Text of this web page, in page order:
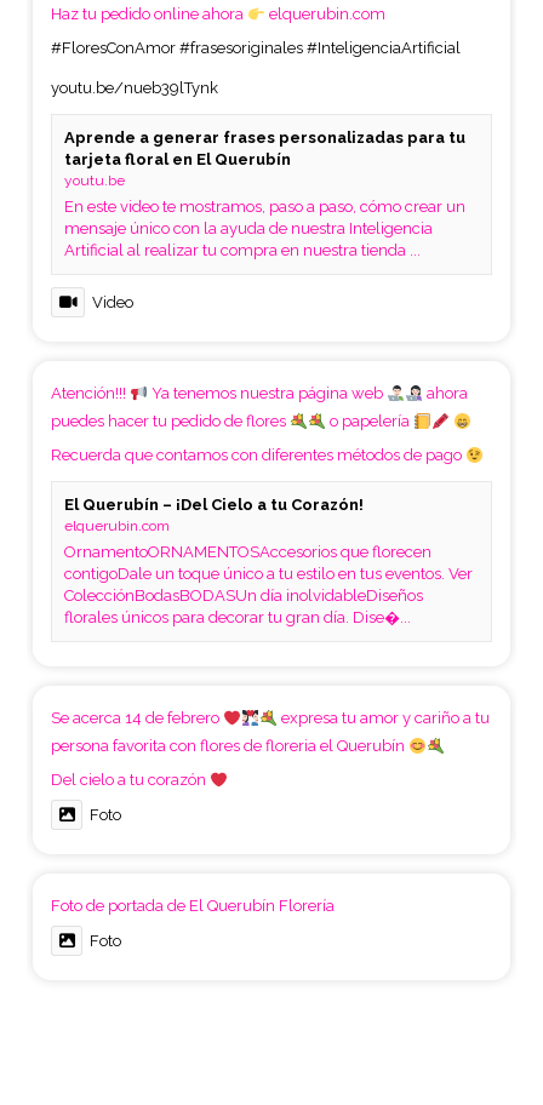
Haz tu pedido online ahora
elquerubin.com
#FloresConAmor #frasesoriginales #InteligenciaArtificial
youtu.be/nueb39lTynk
Aprende a generar frases personalizadas para tu
tarjeta floral en El Querubín
youtu.be
En este video te mostramos, paso a paso, cómo crear un
mensaje único con la ayuda de nuestra Inteligencia
Artificial al realizar tu compra en nuestra tienda ...
Video
Atención!!! Ya tenemos nuestra página web
ahora
puedes hacer tu pedido de flores
o papelería
Recuerda que contamos con diferentes métodos de pago
El Querubín – ¡Del Cielo a tu Corazón!
elquerubin.com
OrnamentoORNAMENTOSAccesorios que florecen
contigoDale un toque único a tu estilo en tus eventos. Ver
ColecciónBodasBODASUn día inolvidableDiseños
florales únicos para decorar tu gran día. Dise�...
Se acerca 14 de febrero
expresa tu amor y cariño a tu
persona favorita con flores de floreria el Querubín
Del cielo a tu corazón
Foto
Foto de portada de El Querubín Florería
Foto